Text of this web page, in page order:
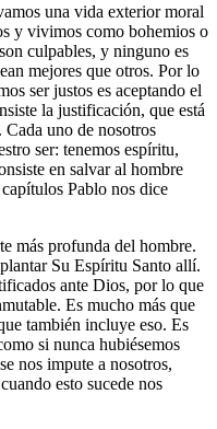
una vida exterior moral
y vivimos como bohemios o
culpables, y ninguno es
mejores que otros. Por lo
ser justos es aceptando el
la justificación, que está
uno de nosotros
ser: tenemos espíritu,
en salvar al hombre
Pablo nos dice
más profunda del hombre.
Su Espíritu Santo allí.
ante Dios, por lo que
Es mucho más que
también incluye eso. Es
si nunca hubiésemos
nos impute a nosotros,
esto sucede nos